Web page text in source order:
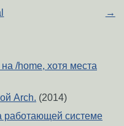
→
/home, хотя места
Arch. (2014)
работающей системе